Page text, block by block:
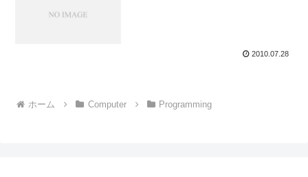
2010.07.28
ホーム Computer Programming